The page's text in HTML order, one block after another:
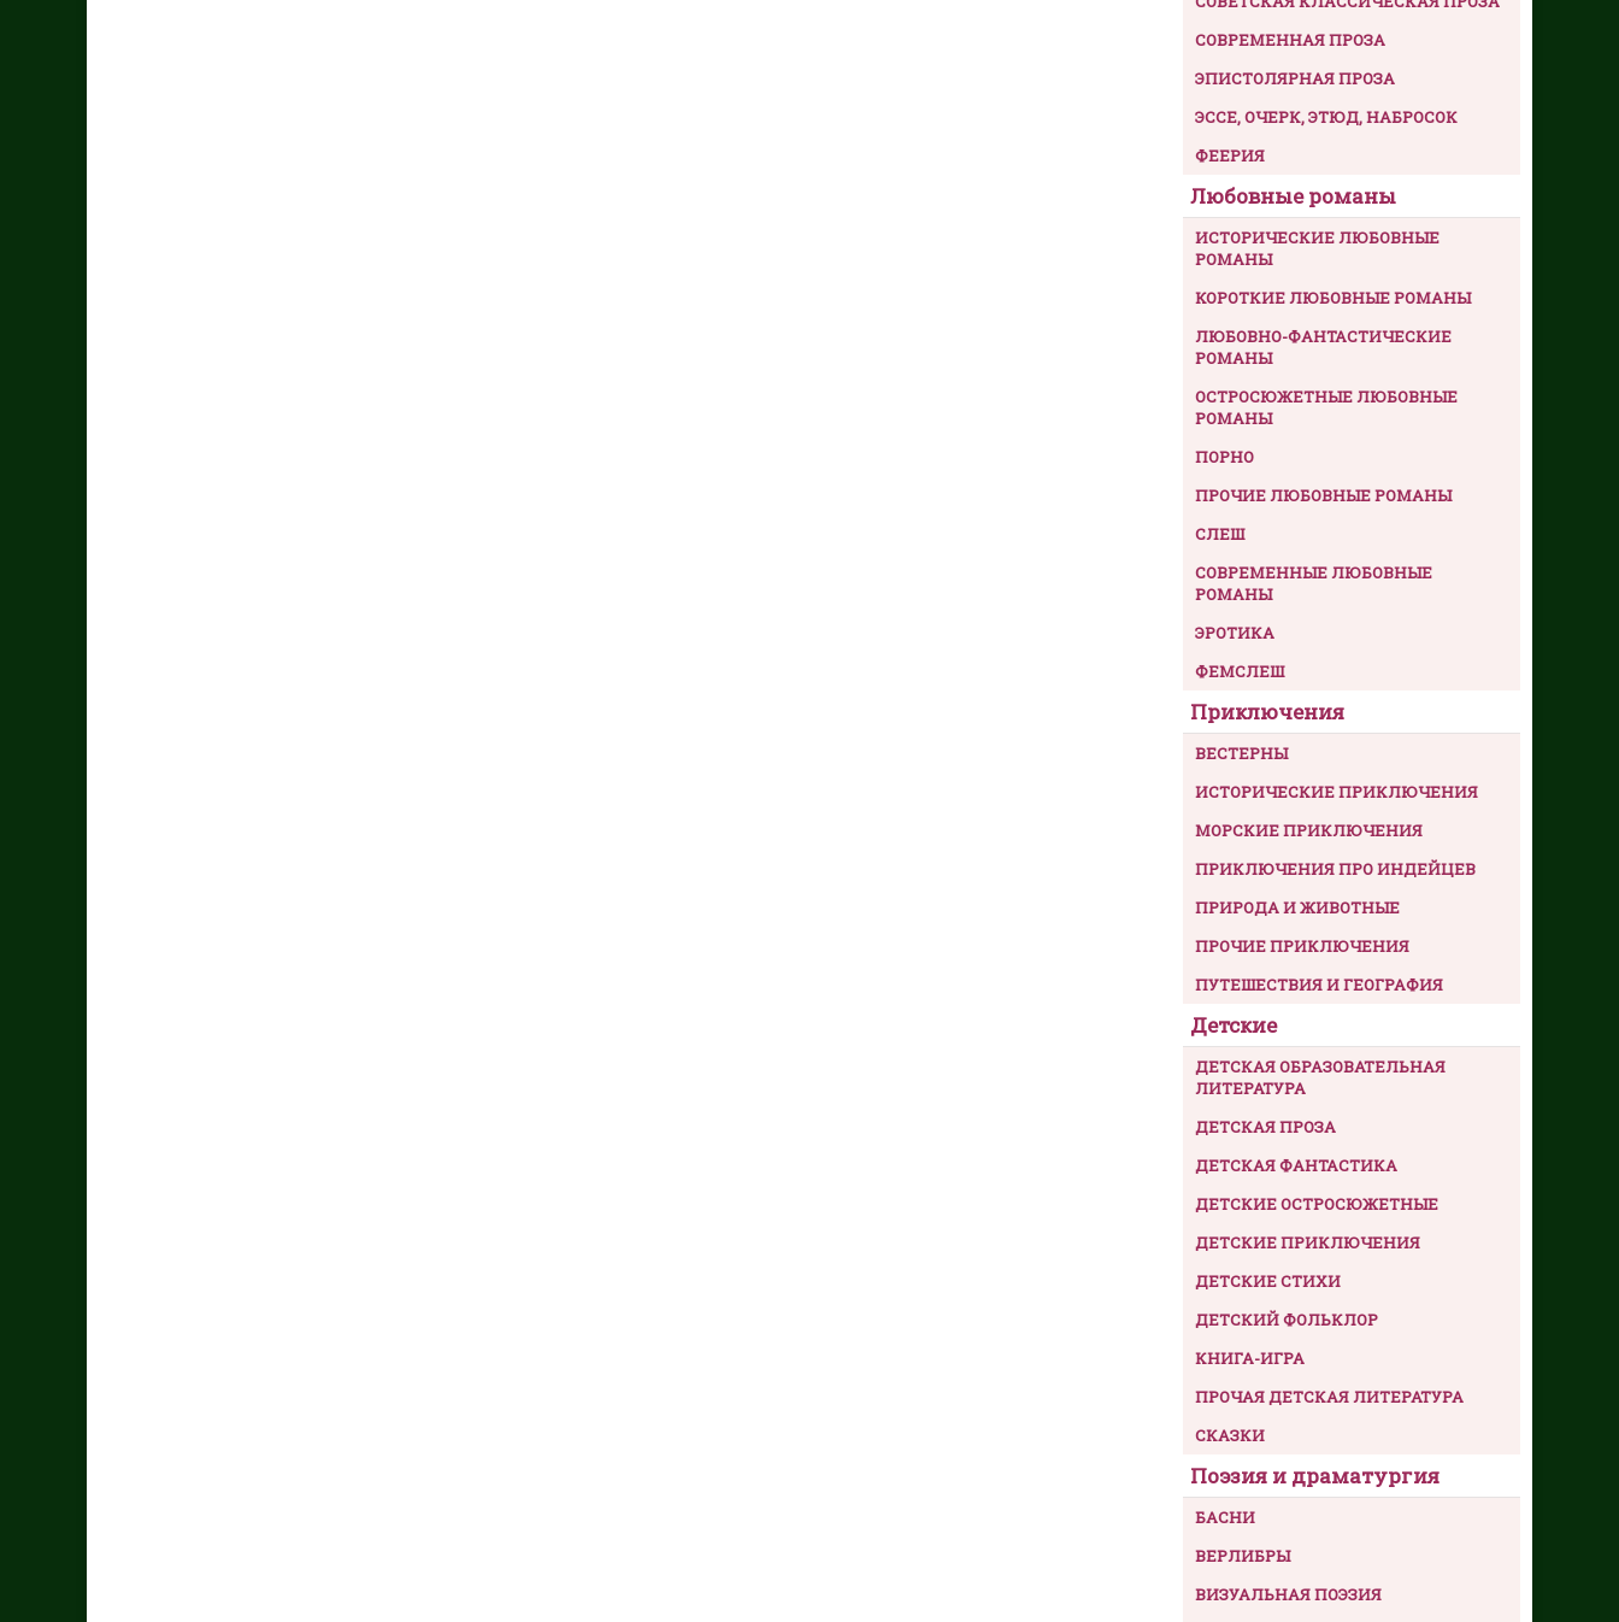
СОВРЕМЕННАЯ ПРОЗА
ЭПИСТОЛЯРНАЯ ПРОЗА
ЭССЕ, ОЧЕРК, ЭТЮД, НАБРОСОК
ФЕЕРИЯ
Любовные романы
ИСТОРИЧЕСКИЕ ЛЮБОВНЫЕ
РОМАНЫ
КОРОТКИЕ ЛЮБОВНЫЕ РОМАНЫ
ЛЮБОВНО-ФАНТАСТИЧЕСКИЕ
РОМАНЫ
ОСТРОСЮЖЕТНЫЕ ЛЮБОВНЫЕ
РОМАНЫ
ПОРНО
ПРОЧИЕ ЛЮБОВНЫЕ РОМАНЫ
СЛЕШ
СОВРЕМЕННЫЕ ЛЮБОВНЫЕ
РОМАНЫ
ЭРОТИКА
ФЕМСЛЕШ
Приключения
ВЕСТЕРНЫ
ИСТОРИЧЕСКИЕ ПРИКЛЮЧЕНИЯ
МОРСКИЕ ПРИКЛЮЧЕНИЯ
ПРИКЛЮЧЕНИЯ ПРО ИНДЕЙЦЕВ
ПРИРОДА И ЖИВОТНЫЕ
ПРОЧИЕ ПРИКЛЮЧЕНИЯ
ПУТЕШЕСТВИЯ И ГЕОГРАФИЯ
Детские
ДЕТСКАЯ ОБРАЗОВАТЕЛЬНАЯ
ЛИТЕРАТУРА
ДЕТСКАЯ ПРОЗА
ДЕТСКАЯ ФАНТАСТИКА
ДЕТСКИЕ ОСТРОСЮЖЕТНЫЕ
ДЕТСКИЕ ПРИКЛЮЧЕНИЯ
ДЕТСКИЕ СТИХИ
ДЕТСКИЙ ФОЛЬКЛОР
КНИГА-ИГРА
ПРОЧАЯ ДЕТСКАЯ ЛИТЕРАТУРА
СКАЗКИ
Поэзия и драматургия
БАСНИ
ВЕРЛИБРЫ
ВИЗУАЛЬНАЯ ПОЭЗИЯ